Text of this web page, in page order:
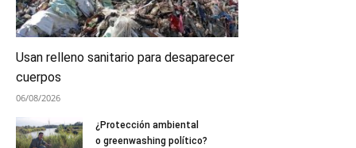
Usan relleno sanitario para desaparecer
cuerpos
06/08/2026
¿Protección ambiental
o greenwashing político?